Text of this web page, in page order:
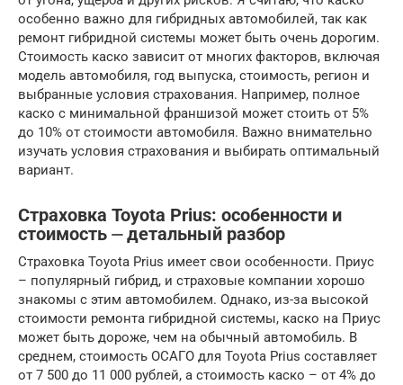
особенно важно для гибридных автомобилей, так как
ремонт гибридной системы может быть очень дорогим.
Стоимость каско зависит от многих факторов, включая
модель автомобиля, год выпуска, стоимость, регион и
выбранные условия страхования. Например, полное
каско с минимальной франшизой может стоить от 5%
до 10% от стоимости автомобиля. Важно внимательно
изучать условия страхования и выбирать оптимальный
вариант.
Страховка Toyota Prius: особенности и
стоимость ⏤ детальный разбор
Страховка Toyota Prius имеет свои особенности. Приус
– популярный гибрид, и страховые компании хорошо
знакомы с этим автомобилем. Однако, из-за высокой
стоимости ремонта гибридной системы, каско на Приус
может быть дороже, чем на обычный автомобиль. В
среднем, стоимость ОСАГО для Toyota Prius составляет
от 7 500 до 11 000 рублей, а стоимость каско – от 4% до